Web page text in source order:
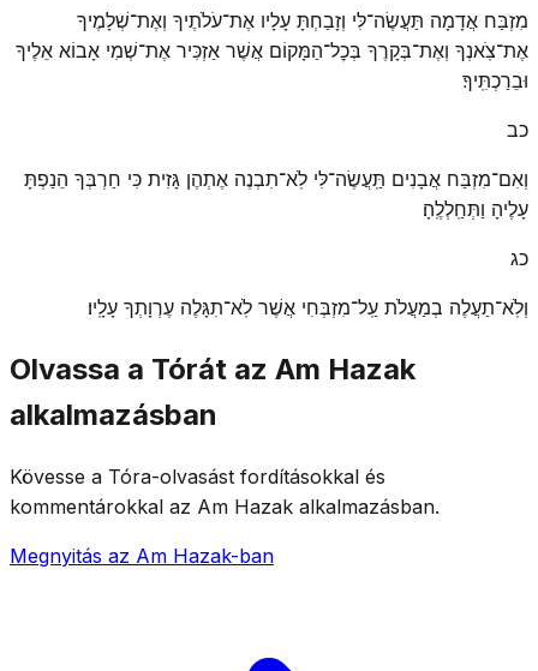
מִזְבַּח אֲדָמָה תַּעֲשֶׂה־לִּי וְזָבַחְתָּ עָלָיו אֶת־עֹלֹתֶיךָ וְאֶת־שְׁלָמֶיךָ
אֶת־צֹֽאנְךָ וְאֶת־בְּקָרֶךָ בְּכׇל־הַמָּקוֹם אֲשֶׁר אַזְכִּיר אֶת־שְׁמִי אָבוֹא אֵלֶיךָ
וּבֵרַכְתִּֽיךָ׃
כב
וְאִם־מִזְבַּח אֲבָנִים תַּֽעֲשֶׂה־לִּי לֹֽא־תִבְנֶה אֶתְהֶן גָּזִית כִּי חַרְבְּךָ הֵנַפְתָּ
עָלֶיהָ וַתְּחַֽלְלֶֽהָ׃
כג
וְלֹֽא־תַעֲלֶה בְמַעֲלֹת עַֽל־מִזְבְּחִי אֲשֶׁר לֹֽא־תִגָּלֶה עֶרְוָתְךָ עָלָֽיו׃
Olvassa a Tórát az Am Hazak
alkalmazásban
Kövesse a Tóra-olvasást fordításokkal és
kommentárokkal az Am Hazak alkalmazásban.
Megnyitás az Am Hazak-ban